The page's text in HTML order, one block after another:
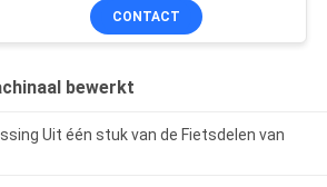
CONTACT
bewerkt
Uit één stuk van de Fietsdelen van